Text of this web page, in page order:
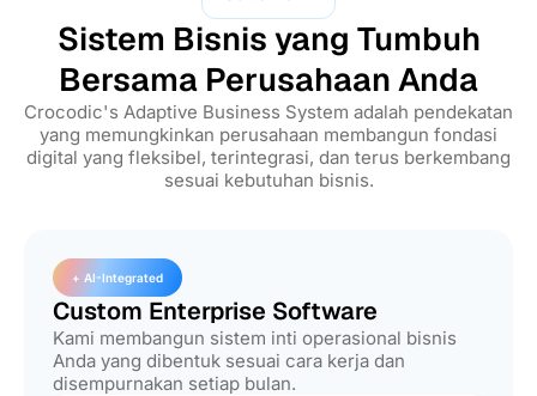
Sistem Bisnis yang Tumbuh
Bersama Perusahaan Anda
Crocodic's Adaptive Business System adalah pendekatan
yang memungkinkan perusahaan membangun fondasi
digital yang fleksibel, terintegrasi, dan terus berkembang
sesuai kebutuhan bisnis.
+ AI-Integrated
Custom Enterprise Software
Kami membangun sistem inti operasional bisnis
Anda yang dibentuk sesuai cara kerja dan
disempurnakan setiap bulan.